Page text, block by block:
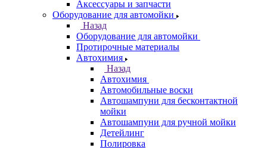
Аксессуары и запчасти
Оборудование для автомойки
Назад
Оборудование для автомойки
Протирочные материалы
Автохимия
Назад
Автохимия
Автомобильные воски
Автошампуни для бесконтактной
мойки
Автошампуни для ручной мойки
Детейлинг
Полировка